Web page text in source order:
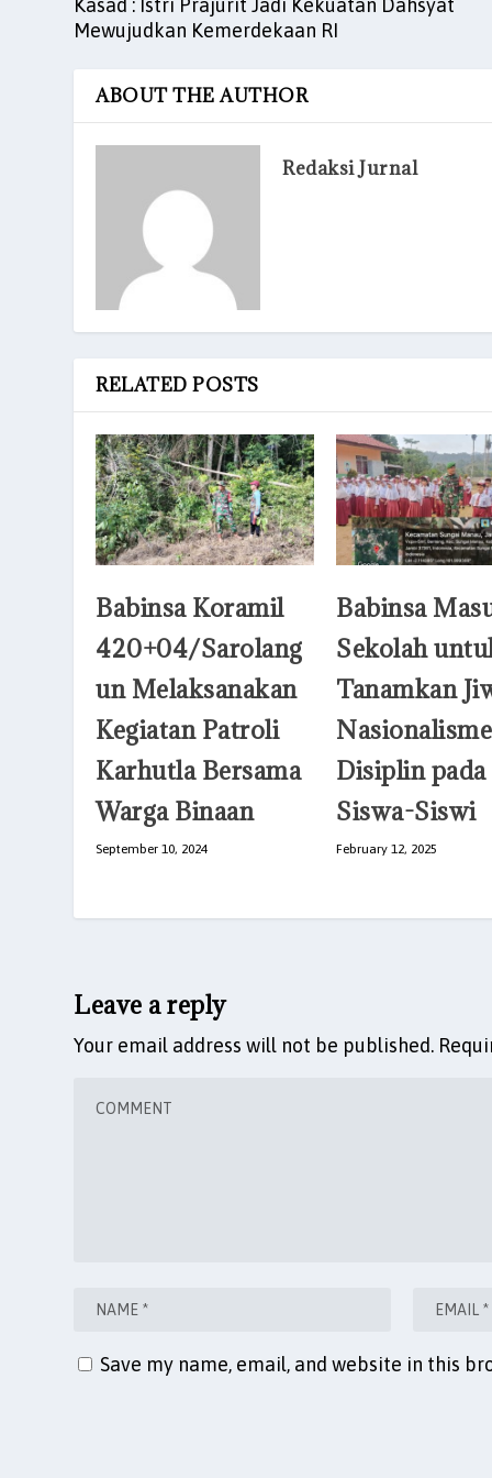
Mewujudkan Kemerdekaan RI
ABOUT THE AUTHOR
Redaksi Jurnal
RELATED POSTS
Babinsa Koramil
420+04/Sarolang
un Melaksanakan
Kegiatan Patroli
Karhutla Bersama
Warga Binaan
September 10, 2024
Babinsa
Sekolah
Tanamkan
Disiplin pada
Siswa-Siswi
February 12, 2025
Leave a reply
Your email address will not be published.
Save my name, email, and website in this